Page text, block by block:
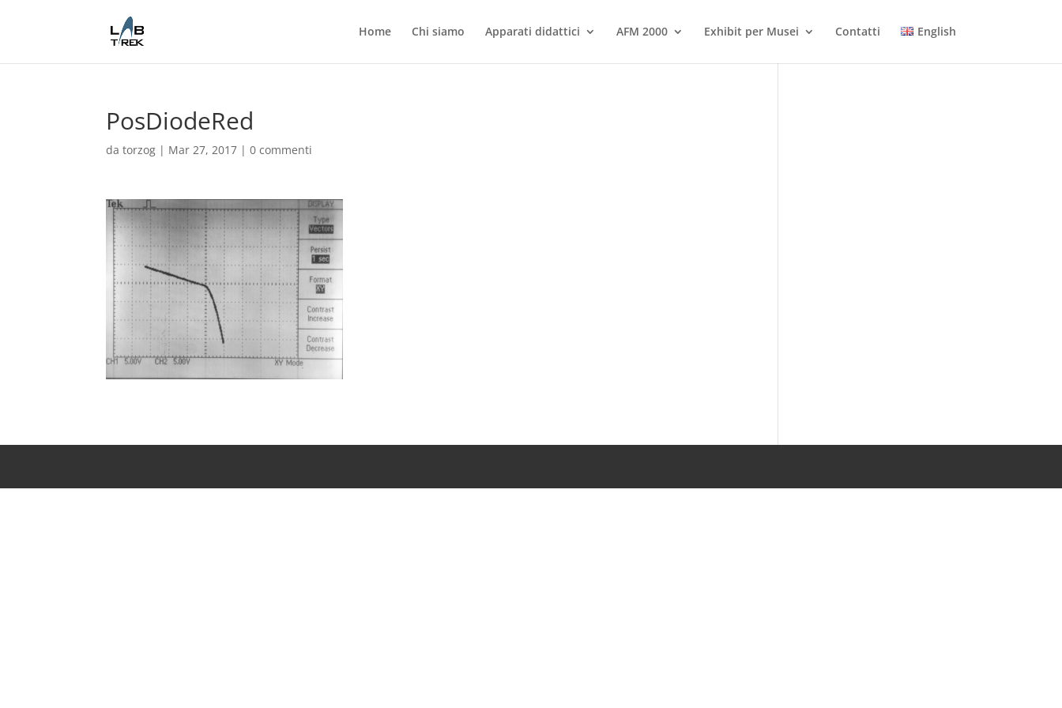
Home Chi siamo Apparati didattici AFM 2000 Exhibit per Musei Contatti English
PosDiodeRed
datorzog | Mar 27, 2017 |0 commenti